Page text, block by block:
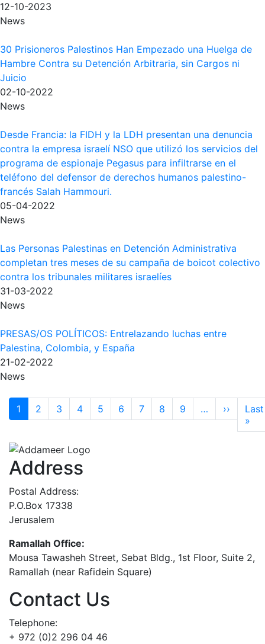
12-10-2023
News
30 Prisioneros Palestinos Han Empezado una Huelga de
Hambre Contra su Detención Arbitraria, sin Cargos ni
Juicio
02-10-2022
News
Desde Francia: la FIDH y la LDH presentan una denuncia
contra la empresa israelí NSO que utilizó los servicios del
programa de espionaje Pegasus para infiltrarse en el
teléfono del defensor de derechos humanos palestino-
francés Salah Hammouri.
05-04-2022
News
Las Personas Palestinas en Detención Administrativa
completan tres meses de su campaña de boicot colectivo
contra los tribunales militares israelíes
31-03-2022
News
PRESAS/OS POLÍTICOS: Entrelazando luchas entre
Palestina, Colombia, y España
21-02-2022
News
Pagination
1 2 3 4 5 6 7 8 9 … ›› NextLast
»
Address
Postal Address:
P.O.Box 17338
Jerusalem
Ramallah Office:
Mousa Tawasheh Street, Sebat Bldg., 1st Floor, Suite 2,
Ramallah (near Rafidein Square)
Contact Us
Telephone:
+ 972 (0)2 296 04 46